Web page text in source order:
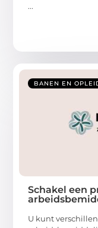
...
BANEN EN
Schakel een
U kunt